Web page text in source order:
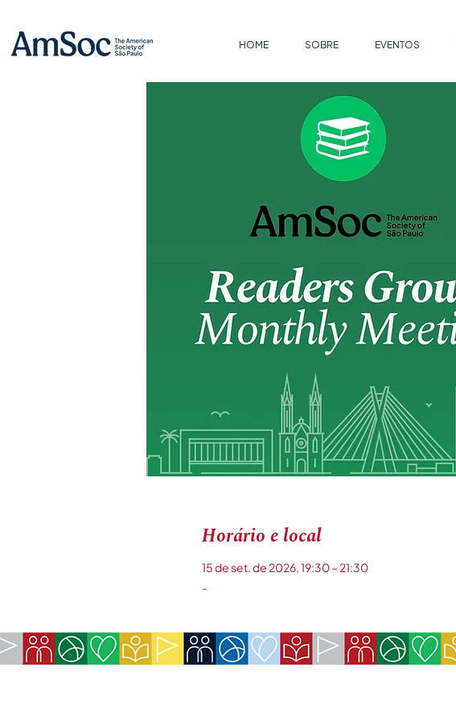
HOME SOBRE EVENTOS
Horário e local
15 de set. de 2026, 19:30 – 21:30
-